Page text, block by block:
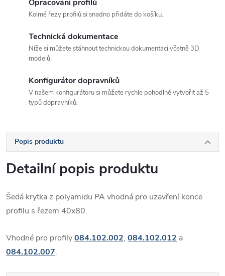
Opracování profilů
Kolmé řezy profilů si snadno přidáte do košíku.
Technická dokumentace
Níže si můžete stáhnout technickou dokumentaci včetně 3D
modelů.
Konfigurátor dopravníků
V našem konfigurátoru si můžete rychle pohodlně vytvořit až 5
typů dopravníků.
Popis produktu
Detailní popis produktu
Šedá krytka z polyamidu PA vhodná pro uzavření konce
profilu s řezem 40x80.
Vhodné pro profily084.102.002, 084.102.012 a
084.102.007.